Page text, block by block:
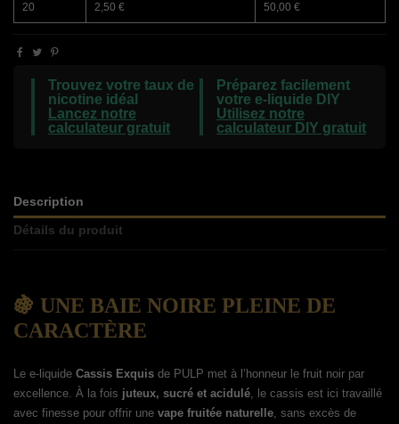
20 2,50 € 50,00 €
Trouvez votre taux de
nicotine idéal
Lancez notre
calculateur gratuit
Préparez facilement
votre e-liquide DIY
Utilisez notre
calculateur DIY gratuit
Description
Détails du produit
🍇 UNE BAIE NOIRE PLEINE DE
CARACTÈRE
Le e-liquide Cassis Exquis de PULP met à l’honneur le fruit noir par
excellence. À la fois juteux, sucré et acidulé , le cassis est ici travaillé
avec finesse pour offrir une vape fruitée naturelle , sans excès de